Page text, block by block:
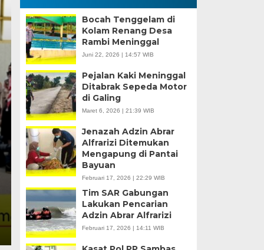
Poltesa dan Loka
Perkuat Sinergi
Rabu, 5 Agu 2026 - 17:58 WIB
Sambas Times. Politeknik Negeri Sambas (Poltesa)
POM) menandatangani Perjanjian…
Bocah Tenggelam di
Kolam Renang Desa
Rambi Meninggal
Juni 22, 2026 | 14:57 WIB
Pejalan Kaki Meninggal
Ditabrak Sepeda Motor
di Galing
Maret 6, 2026 | 21:39 WIB
Jenazah Adzin Abrar
Alfrarizi Ditemukan
Mengapung di Pantai
Bayuan
Februari 17, 2026 | 22:29 WIB
Tim SAR Gabungan
Lakukan Pencarian
Adzin Abrar Alfrarizi
Februari 17, 2026 | 14:11 WIB